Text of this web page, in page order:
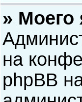
» Моего
на
phpBB